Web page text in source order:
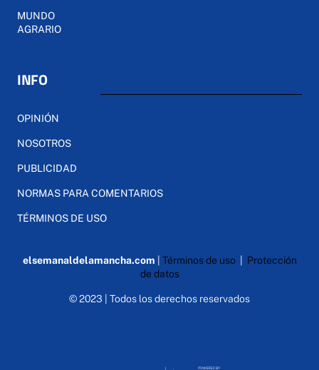
MUNDO
AGRARIO
INFO
OPINIÓN
NOSOTROS
PUBLICIDAD
NORMAS PARA COMENTARIOS
TÉRMINOS DE USO
elsemanaldelamancha.com Términos de uso| Protección
de datos
© 2023 | Todos los derechos reservados